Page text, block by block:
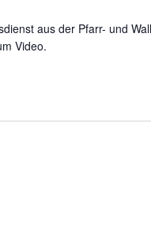
aus der Pfarr- und
Video.